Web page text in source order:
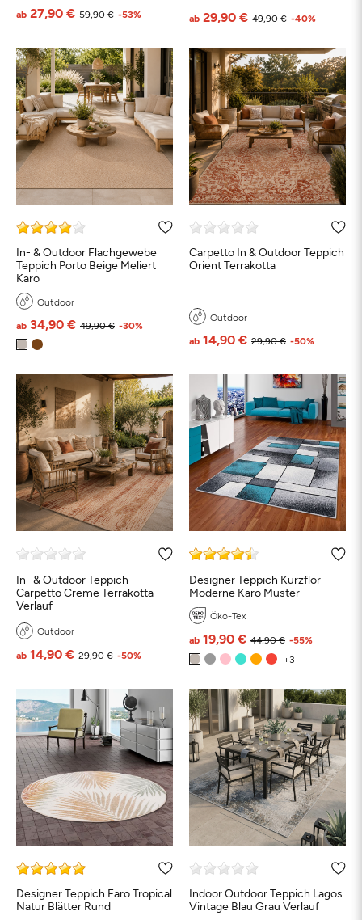
Weiß
Beige Grau
Schwarz
Grün Rot
Rosa
Orange
Taupe Bunt
59,90 €
ab 27,90 € -53% 49,90 €
ab 29,90 € -40%
In- & Outdoor Flachgewebe
Teppich Porto Beige Meliert
Karo
Outdoor
49,90 €
ab 34,90 € -30%
Carpetto In & Outdoor Teppich
Orient Terrakotta
Outdoor
29,90 €
ab 14,90 € -50%
In- & Outdoor Teppich
Carpetto Creme Terrakotta
Verlauf
Outdoor
29,90 €
ab 14,90 € -50%
Designer Teppich Kurzflor
Moderne Karo Muster
Öko-Tex
44,90 €
ab 19,90 € -55%
Designer Teppich Faro Tropical
Natur Blätter Rund
Indoor Outdoor Teppich Lagos
Vintage Blau Grau Verlauf